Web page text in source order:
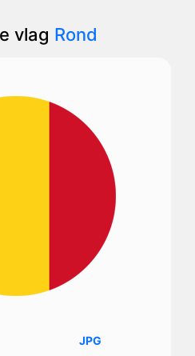
vlag Rond
JPG